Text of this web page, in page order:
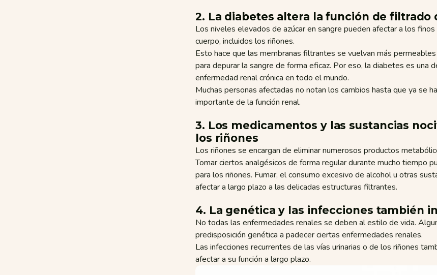
2. La diabetes altera la función de filtrado
Los niveles elevados de azúcar en sangre pueden afectar a los
cuerpo, incluidos los riñones.
Esto hace que las membranas filtrantes se vuelvan más
para depurar la sangre de forma eficaz. Por eso, la diabetes es una
enfermedad renal crónica en todo el mundo.
Muchas personas afectadas no notan los cambios hasta que ya se
importante de la función renal.
3. Los medicamentos y las sustancias
los riñones
Los riñones se encargan de eliminar numerosos productos
Tomar ciertos analgésicos de forma regular durante mucho tiempo
para los riñones. Fumar, el consumo excesivo de alcohol u otras
afectar a largo plazo a las delicadas estructuras filtrantes.
4. La genética y las infecciones también
No todas las enfermedades renales se deben al estilo de vida.
predisposición genética a padecer ciertas enfermedades renales.
Las infecciones recurrentes de las vías urinarias o de los riñones
afectar a su función a largo plazo.